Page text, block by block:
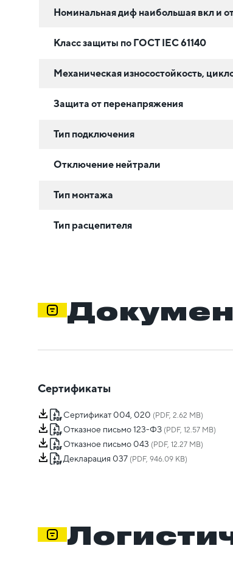
Номинальная диф наибольшая вкл и
Класс защиты по ГОСТ IEC 61140
Механическая износостойкость,
Защита от перенапряжения
Тип подключения
Отключение нейтрали
Тип монтажа
Тип расцепителя
Сертификаты
Сертификат 004, 020 (PDF, 2.62 MB)
Отказное письмо 123-ФЗ (PDF, 12.57 MB)
Отказное письмо 043 (PDF, 12.27 MB)
Декларация 037 (PDF, 946.09 KB)